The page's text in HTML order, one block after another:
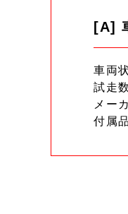
[A]
車両
試走
メー
付属